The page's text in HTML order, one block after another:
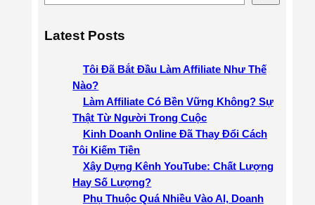
e
r
Latest Posts
Tôi Đã Bắt Đầu Làm Affiliate Như Thế
Nào?
Làm Affiliate Có Bền Vững Không? Sự
Thật Từ Người Trong Cuộc
Kinh Doanh Online Đã Thay Đổi Cách
Tôi Kiếm Tiền
Xây Dựng Kênh YouTube: Chất Lượng
Hay Số Lượng?
Phụ Thuộc Quá Nhiều Vào AI, Doanh